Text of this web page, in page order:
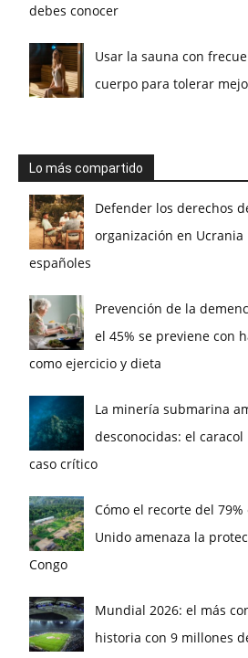
debes conocer
Usar la sauna con
cuerpo para tolerar
Lo más compartido
Defender los derechos
organización en
españoles
Prevención de la
el 45% se previene con
como ejercicio y dieta
La minería submarina
desconocidas: el
caso crítico
Cómo el recorte del
Unido amenaza la
Congo
Mundial 2026: el más
historia con 9 millones